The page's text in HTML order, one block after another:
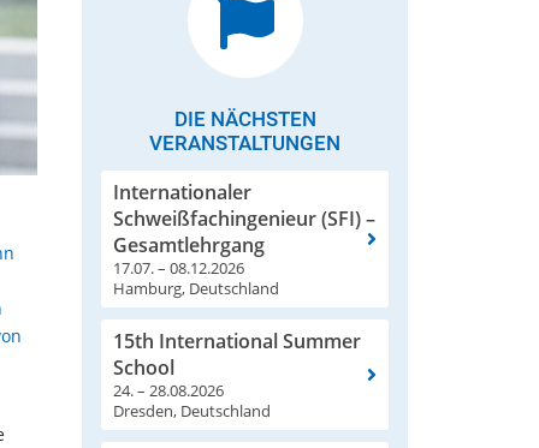
DIE NÄCHSTEN
VERANSTALTUNGEN
Internationaler
Schweißfachingenieur (SFI) –
Gesamtlehrgang
17.07. – 08.12.2026
Hamburg, Deutschland
15th International Summer
School
24. – 28.08.2026
Dresden, Deutschland